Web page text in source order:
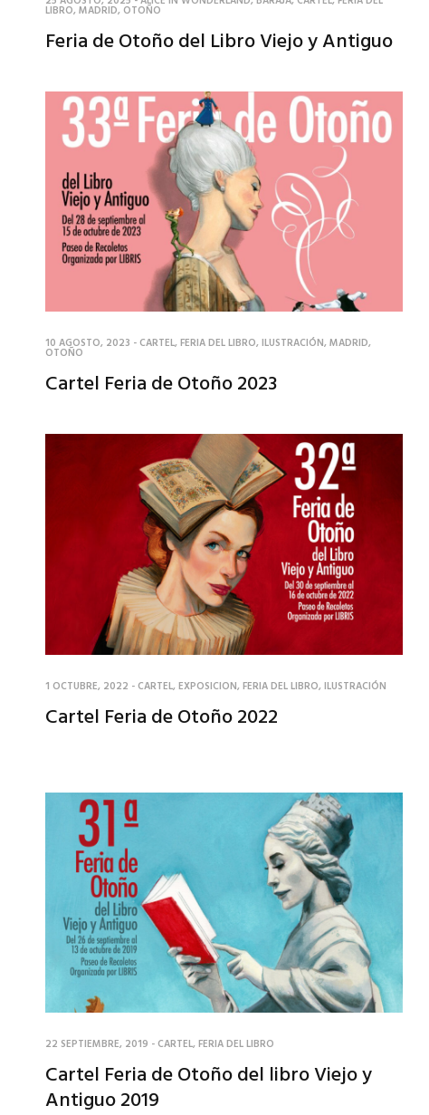
LIBRO,MADRID, OTOÑO
Feria de Otoño del Libro Viejo y Antiguo
10 AGOSTO, 2023 - CARTEL,FERIA DEL LIBRO,ILUSTRACIÓN,MADRID,
OTOÑO
Cartel Feria de Otoño 2023
1 OCTUBRE, 2022 - CARTEL,EXPOSICION,FERIA DEL LIBRO,ILUSTRACIÓN
Cartel Feria de Otoño 2022
22 SEPTIEMBRE, 2019 - CARTEL,FERIA DEL LIBRO
Cartel Feria de Otoño del libro Viejo y
Antiguo 2019